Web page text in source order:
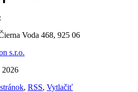
Voda 468, 925 06
s.r.o.
2026
, RSS, Vytlačiť